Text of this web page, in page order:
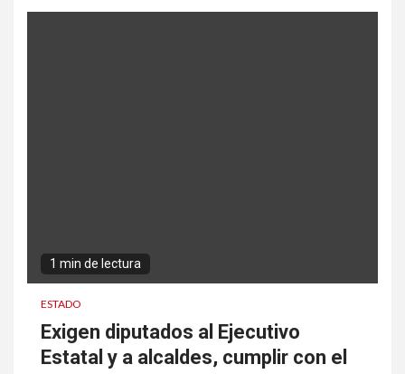
1 min de lectura
ESTADO
Exigen diputados al Ejecutivo
Estatal y a alcaldes, cumplir con el